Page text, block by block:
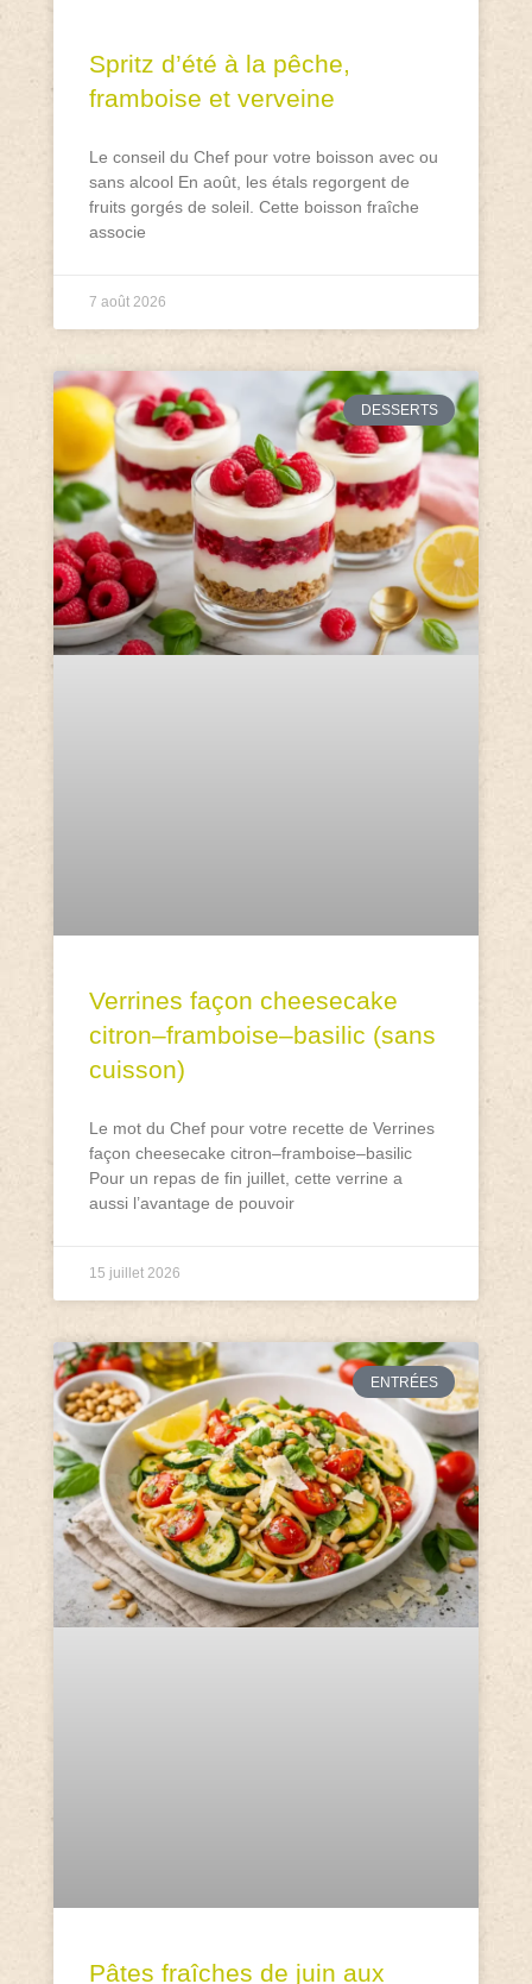
Spritz d’été à la pêche,
framboise et verveine
Le conseil du Chef pour votre boisson avec ou
sans alcool En août, les étals regorgent de
fruits gorgés de soleil. Cette boisson fraîche
associe
7 août 2026
DESSERTS
Verrines façon cheesecake
citron–framboise–basilic (sans
cuisson)
Le mot du Chef pour votre recette de Verrines
façon cheesecake citron–framboise–basilic
Pour un repas de fin juillet, cette verrine a
aussi l’avantage de pouvoir
15 juillet 2026
ENTRÉES
Pâtes fraîches de juin aux